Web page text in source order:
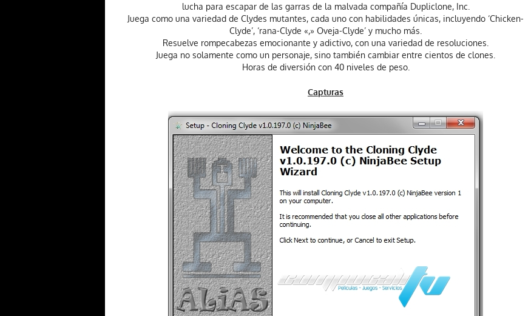
lucha para escapar de las garras de la malvada compañía Dupliclone, Inc.
Juega como una variedad de Clydes mutantes, cada uno con habilidades únicas, incluyendo ‘Chicken-
Clyde’, ‘rana-Clyde «,» Oveja-Clyde’ y mucho más.
Resuelve rompecabezas emocionante y adictivo, con una variedad de resoluciones.
Juega no solamente como un personaje, sino también cambiar entre cientos de clones.
Horas de diversión con 40 niveles de peso.
Capturas